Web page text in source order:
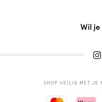
Wil je
SHOP VEILIG MET JE